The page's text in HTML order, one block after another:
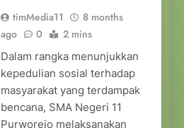
timMedia11
8 months
ago
0 2 mins
Dalam rangka menunjukkan
kepedulian sosial terhadap
masyarakat yang terdampak
bencana, SMA Negeri 11
Purworejo melaksanakan